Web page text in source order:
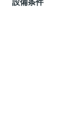
設備条件